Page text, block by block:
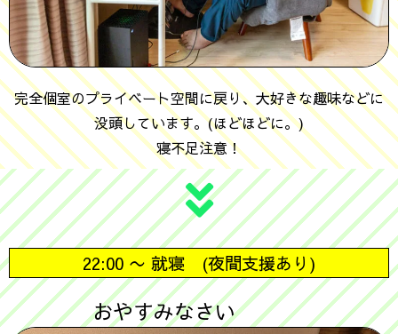
完全個室のプライベート空間に戻り、大好きな趣味などに
没頭しています。(ほどほどに。)
寝不足注意！
22:00 〜 就寝 (夜間支援あり)
おやすみなさい